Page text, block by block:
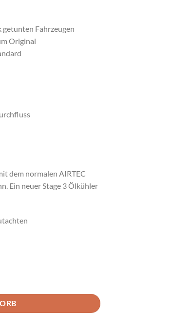
Fahrzeugen
Original
dem normalen AIRTEC
Ein neuer Stage 3 Ölkühler
Menge